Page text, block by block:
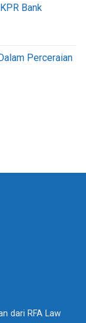
Bank
Perceraian
dari RFA Law